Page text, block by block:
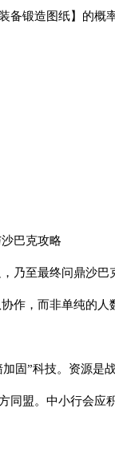
锻造图纸】的概
巴克攻略
乃至最终问鼎沙巴
作，而非单纯的人
固”科技。资源是
盟。中小行会应